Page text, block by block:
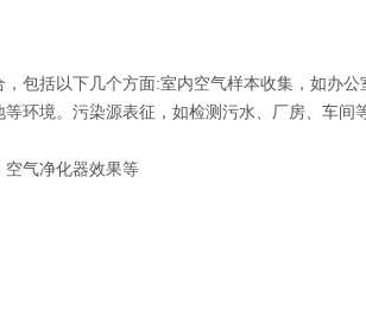
包括以下几个方面:室内空气样本收集，如办
环境。污染源表征，如检测污水、厂房、车间等
空气净化器效果等